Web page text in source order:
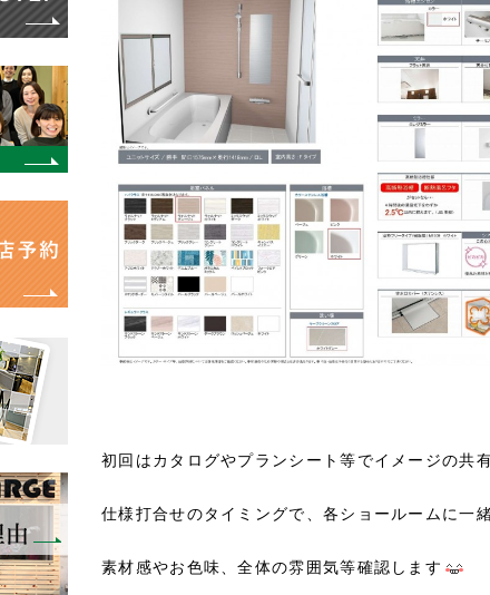
初回はカタログやプランシート等でイメージの共
仕様打合せのタイミングで、各ショールームに一
素材感やお色味、全体の雰囲気等確認します